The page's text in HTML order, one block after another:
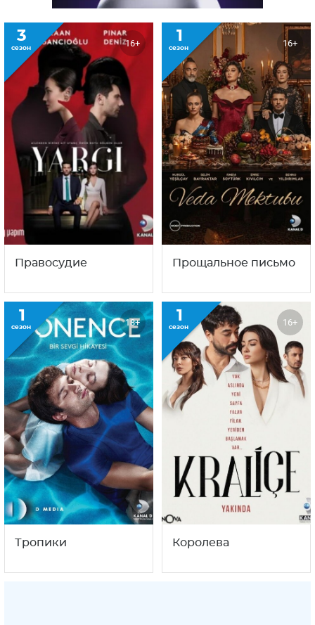
3
сезон 16+
Правосудие
1
сезон 16+
Прощальное письмо
1
сезон 18+
Тропики
1
сезон 16+
Королева